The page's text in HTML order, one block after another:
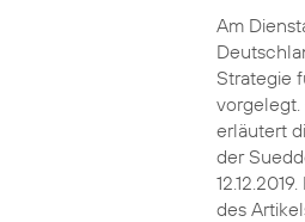
Am
Strategie
vorgelegt.
erläutert
der
des